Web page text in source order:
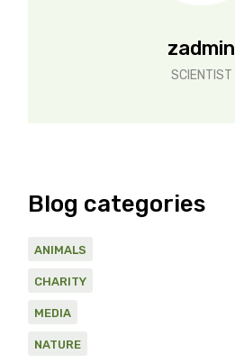
zadmin
SCIENTIST
Blog categories
ANIMALS
CHARITY
MEDIA
NATURE